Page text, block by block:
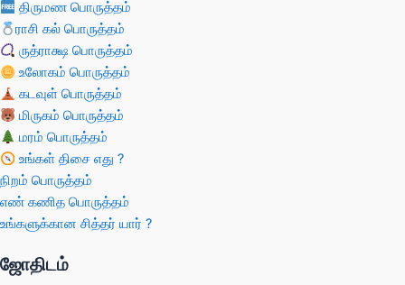
திருமண பொருத்தம்
ராசி கல் பொருத்தம்
ருத்ராக்ஷ பொருத்தம்
உலோகம் பொருத்தம்
கடவுள் பொருத்தம்
மிருகம் பொருத்தம்
மரம் பொருத்தம்
உங்கள் திசை எது ?
நிறம் பொருத்தம்
எண் கணித பொருத்தம்
உங்களுக்கான சித்தர் யார் ?
ஜோதிடம்